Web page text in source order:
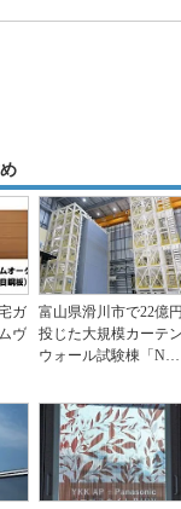
ガ
ヴ
富山県滑川市で22億円
投じた大規模カーテン
ウォール試験棟「N-C